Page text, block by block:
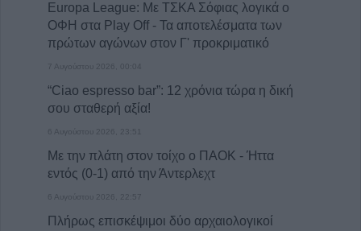
Europa League: Με ΤΣΚΑ Σόφιας λογικά ο
ΟΦΗ στα Play Off - Τα αποτελέσματα των
πρώτων αγώνων στον Γ' προκριματικό
7 Αυγούστου 2026, 00:04
“Ciao espresso bar”: 12 χρόνια τώρα η δική
σου σταθερή αξία!
6 Αυγούστου 2026, 23:51
Με την πλάτη στον τοίχο ο ΠΑΟΚ - Ήττα
εντός (0-1) από την Άντερλεχτ
6 Αυγούστου 2026, 22:57
Πλήρως επισκέψιμοι δύο αρχαιολογικοί